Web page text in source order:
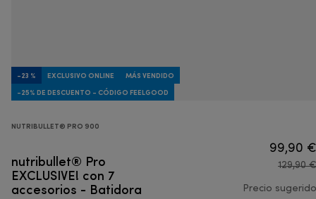
-23 % EXCLUSIVO ONLINE
MÁS VENDIDO
-25% DE DESCUENTO - CÓDIGO FEELGOOD
NUTRIBULLET® PRO 900
nutribullet® Pro
EXCLUSIVE! con 7
accesorios - Batidora
99,90 €
129,90 €
Precio sugerido